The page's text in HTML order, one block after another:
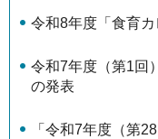
令和8年度「食育
令和7年度（第1回
の発表
「令和7年度（第